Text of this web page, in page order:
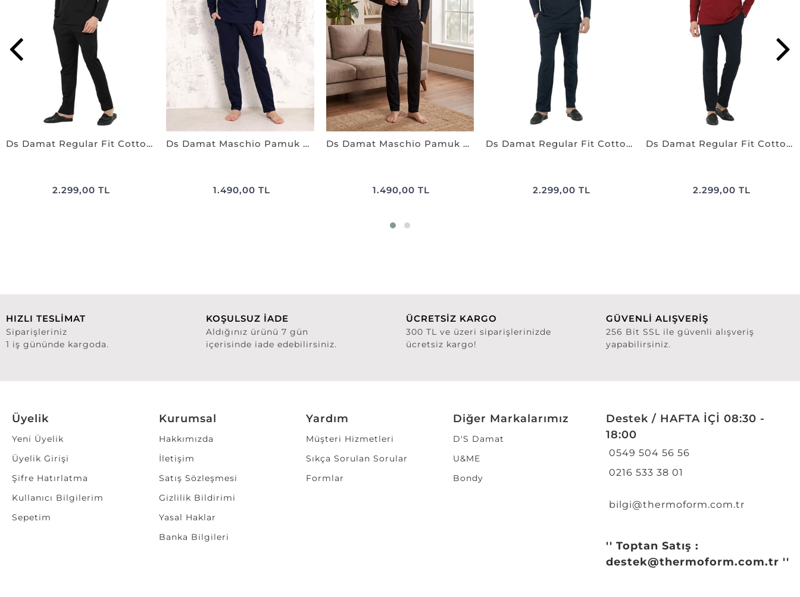
Ds Damat Regular Fit Cotton Pijama Takımı SİYAH
2.299,00 TL
Ds Damat Maschio Pamuk Pijama Takımı LACİVERT
1.490,00 TL
Ds Damat Maschio Pamuk Pijama Takımı SİYAH
1.490,00 TL
Ds Damat Regular Fit Cotton Pijama Takımı K.LACİVERT
2.299,00 TL
Ds Damat Regular Fit Cotton Pijama Takımı BORDO
2.299,00 TL
HIZLI TESLİMAT
Siparişleriniz
1 iş gününde kargoda.
KOŞULSUZ İADE
Aldığınız ürünü 7 gün
içerisinde iade edebilirsiniz.
ÜCRETSİZ KARGO
300 TL ve üzeri siparişlerinizde
ücretsiz kargo!
GÜVENLİ ALIŞVERİŞ
256 Bit SSL ile güvenli alışveriş
yapabilirsiniz.
Üyelik
Yeni Üyelik
Üyelik Girişi
Şifre Hatırlatma
Kullanıcı Bilgilerim
Sepetim
Kurumsal
Hakkımızda
İletişim
Satış Sözleşmesi
Gizlilik Bildirimi
Yasal Haklar
Banka Bilgileri
Yardım
Müşteri Hizmetleri
Sıkça Sorulan Sorular
Formlar
Diğer Markalarımız
D'S Damat
U&ME
Bondy
Destek / HAFTA İÇİ 08:30 -
18:00
0549 504 56 56
0216 533 38 01
bilgi@thermoform.com.tr
'' Toptan Satış :
destek@thermoform.com.tr ''